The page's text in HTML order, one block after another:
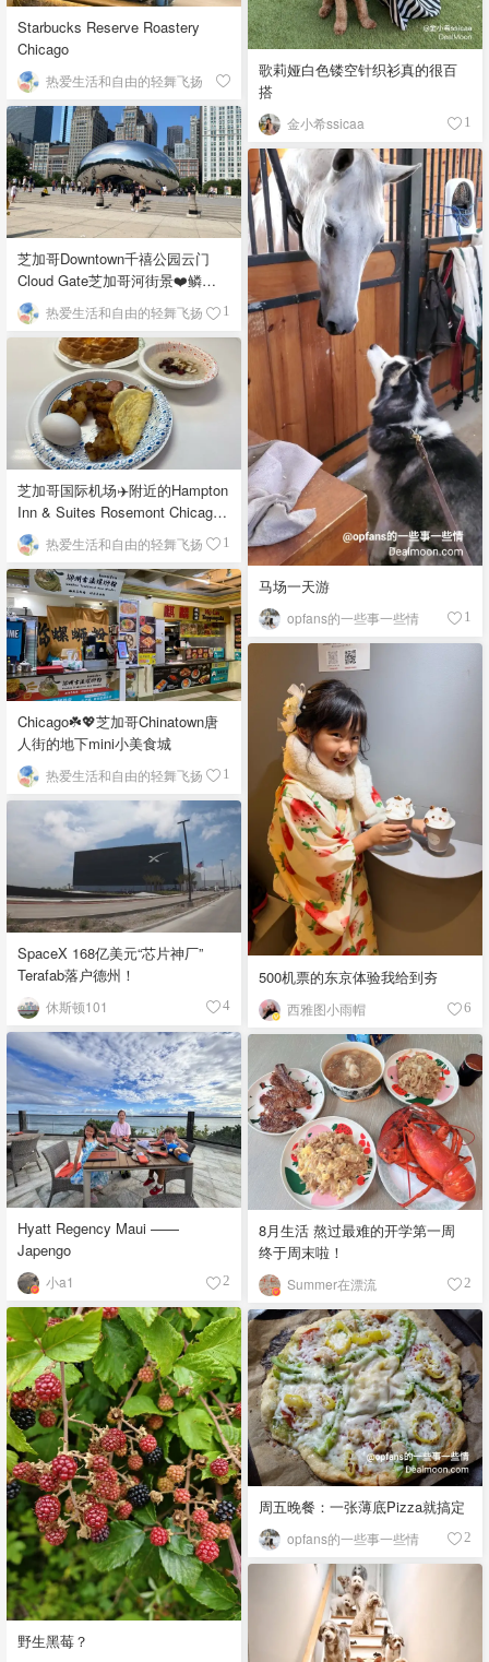
歌莉娅白色镂空针织衫真的很百
搭
金小希ssicaa 1
Starbucks Reserve Roastery
Chicago
热爱生活和自由的轻舞飞扬
芝加哥Downtown千禧公园云门
Cloud Gate芝加哥河街景❤️鳞次
栉比的高楼
热爱生活和自由的轻舞飞扬 1
马场一天游
opfans的一些事一些情 1
芝加哥国际机场✈️附近的Hampton
Inn & Suites Rosemont Chicago
O'Hare自助早餐
热爱生活和自由的轻舞飞扬 1
Chicago☘️💖芝加哥Chinatown唐
人街的地下mini小美食城
热爱生活和自由的轻舞飞扬 1
500机票的东京体验我给到夯
西雅图小雨帽 6
SpaceX 168亿美元“芯片神厂”
Terafab落户德州！
休斯顿101 4
Hyatt Regency Maui ——
Japengo
小a1 2
8月生活 熬过最难的开学第一周
终于周末啦！
Summer在漂流 2
野生黑莓？
周五晚餐：一张薄底Pizza就搞定
opfans的一些事一些情 2